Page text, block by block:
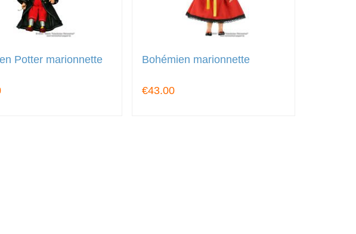
Potter marionnette Bohémien marionnette
€43.00